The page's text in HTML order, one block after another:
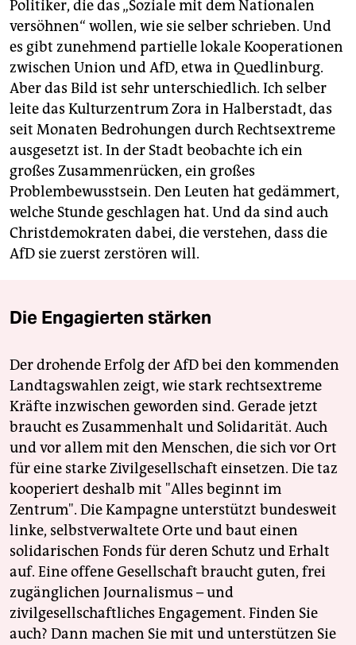
Politiker, die das „Soziale mit dem Nationalen
versöhnen“ wollen, wie sie selber schrieben. Und
es gibt zunehmend partielle lokale Kooperationen
zwischen Union und AfD, etwa in Quedlinburg.
Aber das Bild ist sehr unterschiedlich. Ich selber
leite das Kulturzentrum Zora in Halberstadt, das
seit Monaten Bedrohungen durch Rechtsextreme
ausgesetzt ist. In der Stadt beobachte ich ein
großes Zusammenrücken, ein großes
Problembewusstsein. Den Leuten hat gedämmert,
welche Stunde geschlagen hat. Und da sind auch
Christdemokraten dabei, die verstehen, dass die
AfD sie zuerst zerstören will.
Die Engagierten stärken
Der drohende Erfolg der AfD bei den kommenden
Landtagswahlen zeigt, wie stark rechtsextreme
Kräfte inzwischen geworden sind. Gerade jetzt
braucht es Zusammenhalt und Solidarität. Auch
und vor allem mit den Menschen, die sich vor Ort
für eine starke Zivilgesellschaft einsetzen. Die taz
kooperiert deshalb mit "Alles beginnt im
Zentrum". Die Kampagne unterstützt bundesweit
linke, selbstverwaltete Orte und baut einen
solidarischen Fonds für deren Schutz und Erhalt
auf. Eine offene Gesellschaft braucht guten, frei
zugänglichen Journalismus – und
zivilgesellschaftliches Engagement. Finden Sie
auch? Dann machen Sie mit und unterstützen Sie